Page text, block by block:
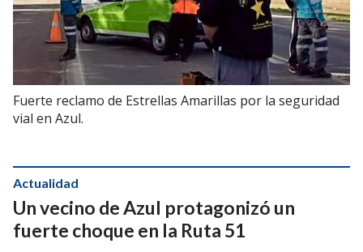
Fuerte reclamo de Estrellas Amarillas por la seguridad
vial en Azul.
Un vecino de Azul protagonizó un
fuerte choque en la Ruta 51
Actualidad